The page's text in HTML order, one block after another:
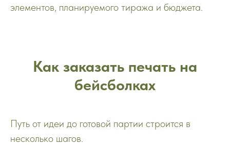
элементов, планируемого тиража и бюджета.
Как заказать печать на
бейсболках
Путь от идеи до готовой партии строится в
несколько шагов.